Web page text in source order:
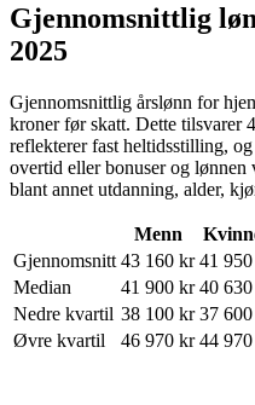
Gjennomsnittlig
2025
Gjennomsnittlig årslønn for
kronerfør skatt. Dette tilsvarer
reflekterer fast heltidsstilling,
overtid eller bonuser og
blant annet utdanning, alder,
Menn
Gjennomsnitt 43 160 kr 41 950
Median
41 900 kr 40 630
Nedre kvartil 38 100 kr 37 600
Øvre kvartil
46 970 kr 44 970